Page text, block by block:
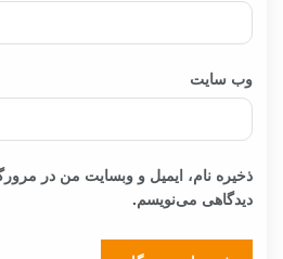
وب‌ سایت
ذخیره نام، ایمیل و وبسایت من در
دیدگاهی می‌نویسم.